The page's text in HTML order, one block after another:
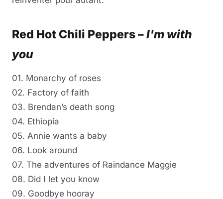
Red Hot Chili Peppers –I'm with
you
01. Monarchy of roses
02. Factory of faith
03. Brendan’s death song
04. Ethiopia
05. Annie wants a baby
06. Look around
07. The adventures of Raindance Maggie
08. Did I let you know
09. Goodbye hooray